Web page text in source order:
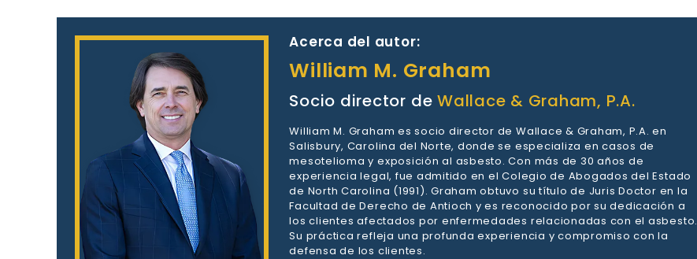
Acerca del autor:
William M. Graham
Socio director deWallace & Graham, P.A.
William M. Graham es socio director de Wallace & Graham, P.A. en
Salisbury, Carolina del Norte, donde se especializa en casos de
mesotelioma y exposición al asbesto. Con más de 30 años de
experiencia legal, fue admitido en el Colegio de Abogados del Estado
de North Carolina (1991). Graham obtuvo su título de Juris Doctor en la
Facultad de Derecho de Antioch y es reconocido por su dedicación a
los clientes afectados por enfermedades relacionadas con el asbesto.
Su práctica refleja una profunda experiencia y compromiso con la
defensa de los clientes.